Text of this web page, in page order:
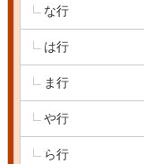
な行
は行
ま行
や行
ら行